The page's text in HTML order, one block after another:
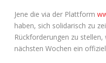
Jene die via der Plattform
haben, sich solidarisch zu
Rückforderungen zu
nächsten Wochen ein